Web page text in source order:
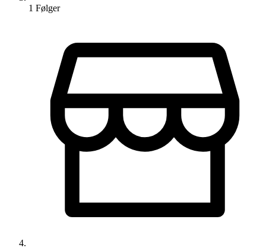
1 Følger